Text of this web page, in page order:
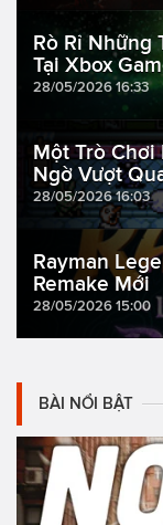
Rò Rỉ Những
Tại Xbox
28/05/2026 16:33
Một Trò
Ngờ Vượt
28/05/2026 16:03
Rayman
Remake Mới
28/05/2026 15:00
BÀI NỔI BẬT